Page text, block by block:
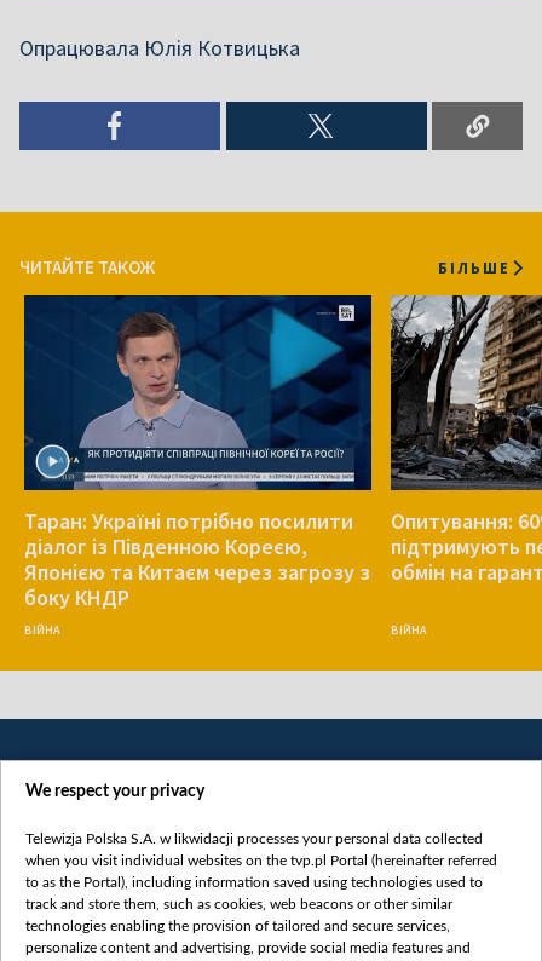
Опрацювала Юлія Котвицька
ЧИТАЙТЕ ТАКОЖ БІЛЬШЕ
Таран: Україні потрібно посилити
діалог із Південною Кореєю,
Японією та Китаєм через загрозу з
боку КНДР
ВІЙНА
Опитування:
підтримують
обмін на
ВІЙНА
Категорії
Новини
We respect your privacy
Telewizja Polska S.A. w likwidacji processes your personal data collected
when you visit individual websites on the tvp.pl Portal (hereinafter referred
to as the Portal), including information saved using technologies used to
track and store them, such as cookies, web beacons or other similar
technologies enabling the provision of tailored and secure services,
personalize content and advertising, provide social media features and